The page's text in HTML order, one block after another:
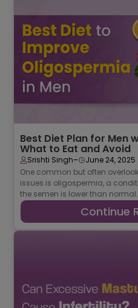
Best Diet Plan for Men
What to Eat and Avoid
Srishti Singh-
June 24, 2025
One common but often
issues is oligospermia, a
the semen is lower than normal.
Continue